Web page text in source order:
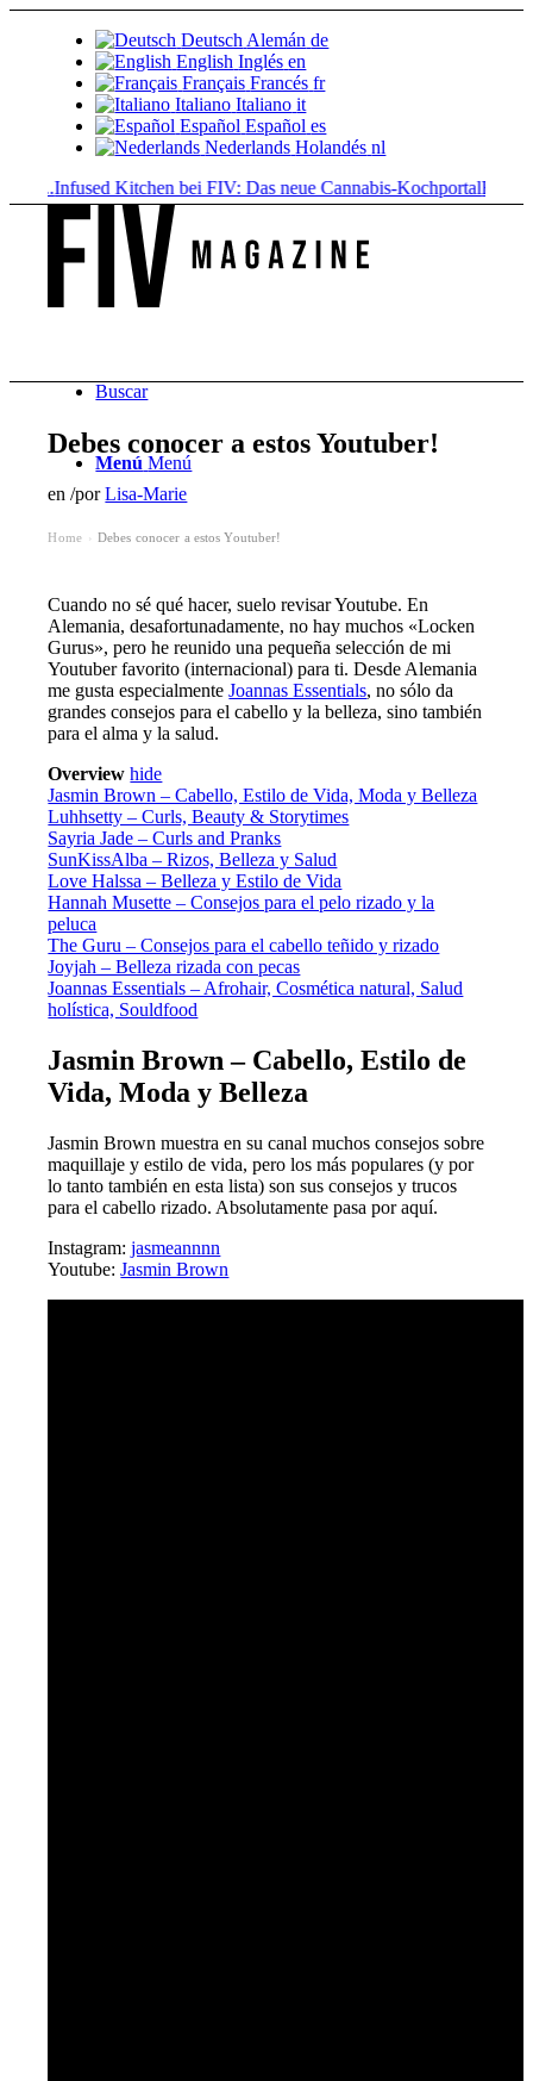
Deutsch Alemán de
English Inglés en
Français Francés fr
Italiano Italiano it
Español Español es
Nederlands Holandés nl
Infused Kitchen bei FIV: Das neue Cannabis-KochportalBebidas de
Buscar
Menú Menú
Debes conocer a estos Youtuber!
en/porLisa-Marie
Home Debes conocer a estos Youtuber!
Cuando no sé qué hacer, suelo revisar Youtube. En
Alemania, desafortunadamente, no hay muchos «Locken
Gurus», pero he reunido una pequeña selección de mi
Youtuber favorito (internacional) para ti. Desde Alemania
me gusta especialmenteJoannas Essentials, no sólo da
grandes consejos para el cabello y la belleza, sino también
para el alma y la salud.
Overview hide
Jasmin Brown – Cabello, Estilo de Vida, Moda y Belleza
Luhhsetty – Curls, Beauty & Storytimes
Sayria Jade – Curls and Pranks
SunKissAlba – Rizos, Belleza y Salud
Love Halssa – Belleza y Estilo de Vida
Hannah Musette – Consejos para el pelo rizado y la
peluca
The Guru – Consejos para el cabello teñido y rizado
Joyjah – Belleza rizada con pecas
Joannas Essentials – Afrohair, Cosmética natural, Salud
holística, Souldfood
Jasmin Brown – Cabello, Estilo de
Vida, Moda y Belleza
Jasmin Brown muestra en su canal muchos consejos sobre
maquillaje y estilo de vida, pero los más populares (y por
lo tanto también en esta lista) son sus consejos y trucos
para el cabello rizado. Absolutamente pasa por aquí.
Instagram:jasmeannnn
Youtube:Jasmin Brown